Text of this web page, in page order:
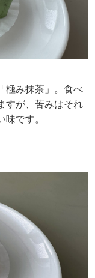
極み抹茶」。食べ
すが、苦みはそれ
です。